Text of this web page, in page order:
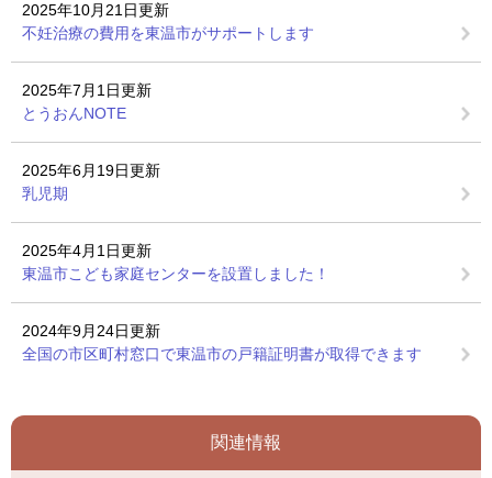
2025年10月21日更新
不妊治療の費用を東温市がサポートします
2025年7月1日更新
とうおんNOTE
2025年6月19日更新
乳児期
2025年4月1日更新
東温市こども家庭センターを設置しました！
2024年9月24日更新
全国の市区町村窓口で東温市の戸籍証明書が取得できます
関連情報